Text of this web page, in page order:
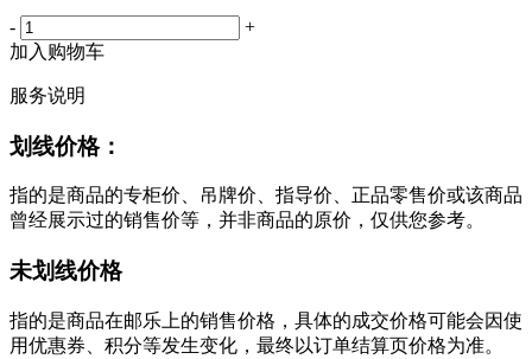
-
+
加入购物车
服务说明
划线价格：
指的是商品的专柜价、吊牌价、指导价、正品零售价或该商品
曾经展示过的销售价等，并非商品的原价，仅供您参考。
未划线价格
指的是商品在邮乐上的销售价格，具体的成交价格可能会因使
用优惠券、积分等发生变化，最终以订单结算页价格为准。